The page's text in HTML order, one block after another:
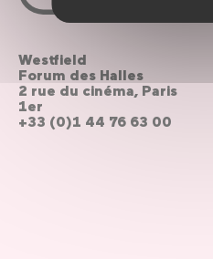
Westfield
Forum des Halles
2 rue du cinéma, Paris
1er
+33 (0)1 44 76 63 00